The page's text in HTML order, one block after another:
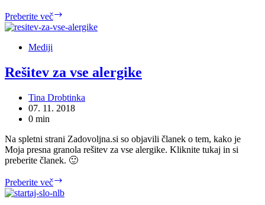
Preberite več
zakaj
z
presno
granolo
Mediji
Rešitev za vse alergike
Tina Drobtinka
07. 11. 2018
0 min
Na spletni strani Zadovoljna.si so objavili članek o tem, kako je
Moja presna granola rešitev za vse alergike. Kliknite tukaj in si
preberite članek. 🙂
Preberite več
za